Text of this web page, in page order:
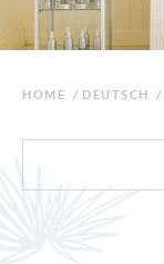
HOME / DEUTSCH /